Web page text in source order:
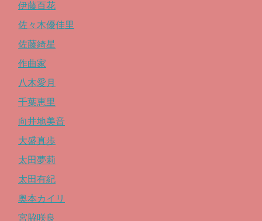
伊藤百花
佐々木優佳里
佐藤綺星
作曲家
八木愛月
千葉恵里
向井地美音
大盛真歩
太田夢莉
太田有紀
奥本カイリ
宮脇咲良